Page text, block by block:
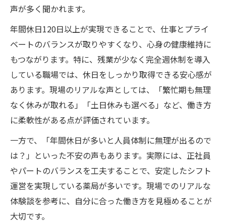
声が多く聞かれます。
年間休日120日以上が実現できることで、仕事とプライ
ベートのバランスが取りやすくなり、心身の健康維持に
もつながります。特に、残業が少なく完全週休制を導入
している職場では、休日をしっかり取得できる安心感が
あります。現場のリアルな声としては、「繁忙期も無理
なく休みが取れる」「土日休みも選べる」など、働き方
に柔軟性がある点が評価されています。
一方で、「年間休日が多いと人員体制に無理が出るので
は？」といった不安の声もあります。実際には、正社員
やパートのバランスを工夫することで、安定したシフト
運営を実現している薬局が多いです。現場でのリアルな
体験談を参考に、自分に合った働き方を見極めることが
大切です。